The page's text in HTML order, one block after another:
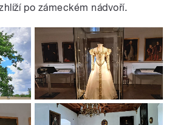
po zámeckém nádvoří.